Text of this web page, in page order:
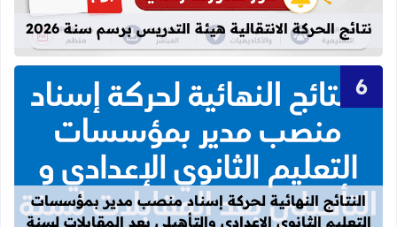
نتائج الحركة الانتقالية هيئة التدريس برسم سنة 2026
قراءة المزيد عن النتائج النهائية
النتائج النهائية لحركة إسناد منصب مدير بمؤسسات
التعليم الثانوي الإعدادي والتأهيلي بعد المقابلات لسنة